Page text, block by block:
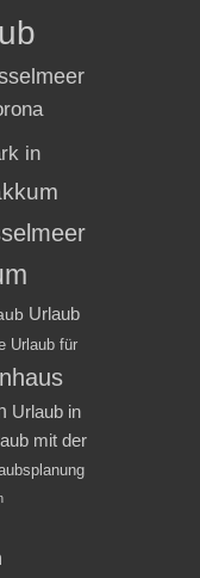
in
Urlaub
Urlaub für
Urlaub in
mit der